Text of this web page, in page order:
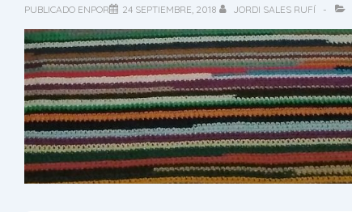
PUBLICADO ENPOR 24 SEPTIEMBRE, 2018 JORDI SALES RUFÍ